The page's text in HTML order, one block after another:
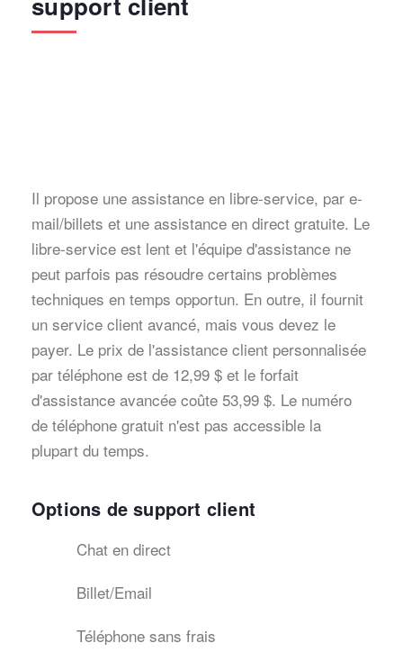
Il propose une assistance en libre-service, par e-
mail/billets et une assistance en direct gratuite. Le
libre-service est lent et l'équipe d'assistance ne
peut parfois pas résoudre certains problèmes
techniques en temps opportun. En outre, il fournit
un service client avancé, mais vous devez le
payer. Le prix de l'assistance client personnalisée
par téléphone est de 12,99 $ et le forfait
d'assistance avancée coûte 53,99 $. Le numéro
de téléphone gratuit n'est pas accessible la
plupart du temps.
Options de support client
Chat en direct
Billet/Email
Téléphone sans frais